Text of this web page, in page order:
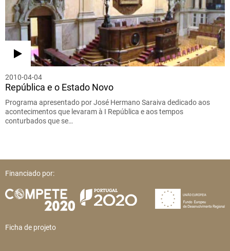
2010-04-04
República e o Estado Novo
Programa apresentado por José Hermano Saraiva dedicado aos
acontecimentos que levaram à I República e aos tempos
conturbados que se…
Financiado por:
Ficha de projeto